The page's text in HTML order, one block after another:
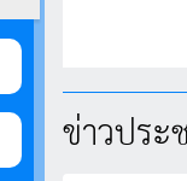
ข่าวปร